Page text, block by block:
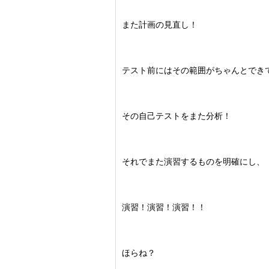
また計画の見直し！
テスト前にはその範囲がちゃんとでき
その自己テストをまた分析！
それでまた演習するものを明確にし、
演習！演習！演習！！
ほらね？